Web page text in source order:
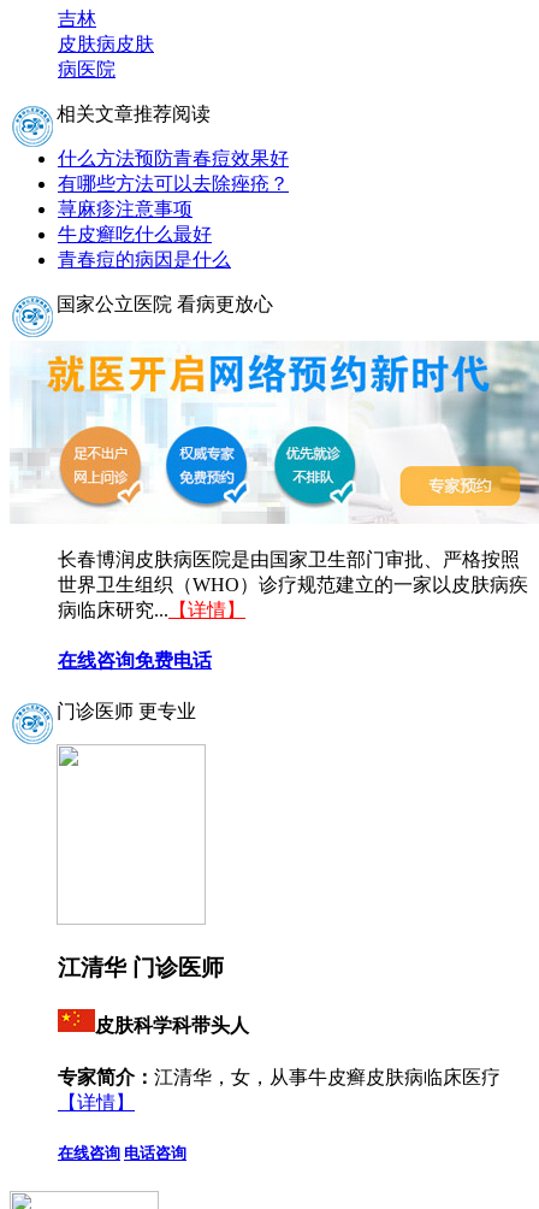
吉林
皮肤病皮肤
病医院
相关文章推荐阅读
什么方法预防青春痘效果好
有哪些方法可以去除痤疮？
荨麻疹注意事项
牛皮癣吃什么最好
青春痘的病因是什么
国家公立医院 看病更放心
长春博润皮肤病医院是由国家卫生部门审批、严格按照
世界卫生组织（WHO）诊疗规范建立的一家以皮肤病疾
病临床研究... 【详情】
在线咨询免费电话
门诊医师 更专业
江清华 门诊医师
皮肤科学科带头人
专家简介： 江清华，女，从事牛皮癣皮肤病临床医疗
【详情】
在线咨询 电话咨询